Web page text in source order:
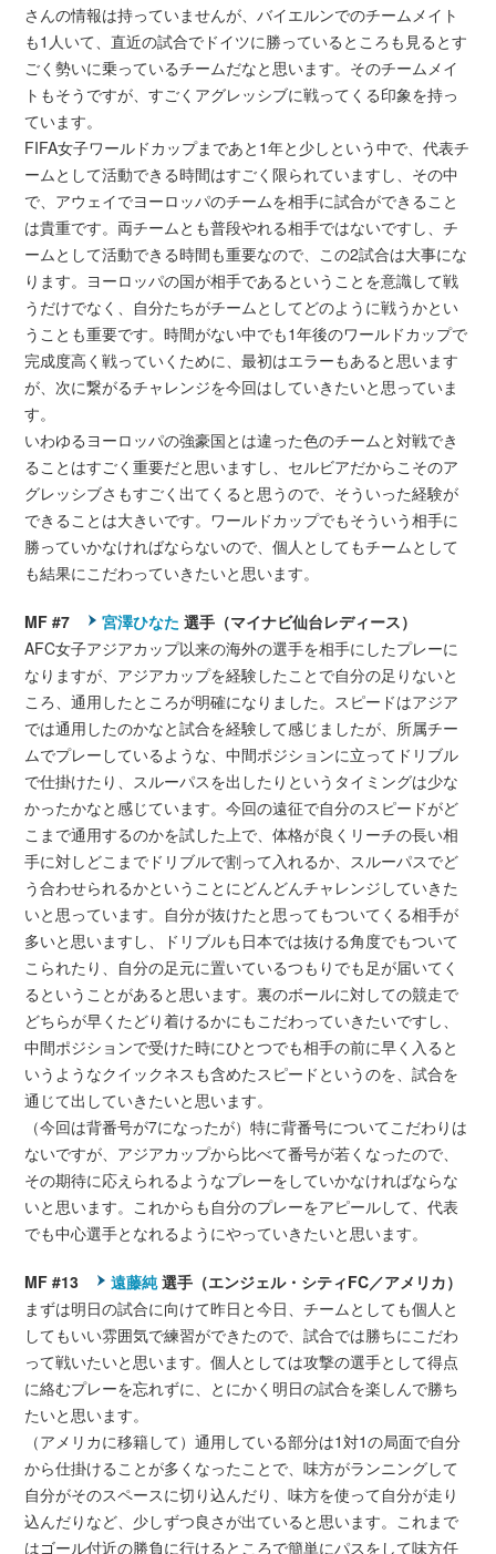
さんの情報は持っていませんが、バイエルンでのチームメイト
も1人いて、直近の試合でドイツに勝っているところも見るとす
ごく勢いに乗っているチームだなと思います。そのチームメイ
トもそうですが、すごくアグレッシブに戦ってくる印象を持っ
ています。
FIFA女子ワールドカップまであと1年と少しという中で、代表チ
ームとして活動できる時間はすごく限られていますし、その中
で、アウェイでヨーロッパのチームを相手に試合ができること
は貴重です。両チームとも普段やれる相手ではないですし、チ
ームとして活動できる時間も重要なので、この2試合は大事にな
ります。ヨーロッパの国が相手であるということを意識して戦
うだけでなく、自分たちがチームとしてどのように戦うかとい
うことも重要です。時間がない中でも1年後のワールドカップで
完成度高く戦っていくために、最初はエラーもあると思います
が、次に繋がるチャレンジを今回はしていきたいと思っていま
す。
いわゆるヨーロッパの強豪国とは違った色のチームと対戦でき
ることはすごく重要だと思いますし、セルビアだからこそのア
グレッシブさもすごく出てくると思うので、そういった経験が
できることは大きいです。ワールドカップでもそういう相手に
勝っていかなければならないので、個人としてもチームとして
も結果にこだわっていきたいと思います。
MF #7 宮澤ひなた 選手（マイナビ仙台レディース）
AFC女子アジアカップ以来の海外の選手を相手にしたプレーに
なりますが、アジアカップを経験したことで自分の足りないと
ころ、通用したところが明確になりました。スピードはアジア
では通用したのかなと試合を経験して感じましたが、所属チー
ムでプレーしているような、中間ポジションに立ってドリブル
で仕掛けたり、スルーパスを出したりというタイミングは少な
かったかなと感じています。今回の遠征で自分のスピードがど
こまで通用するのかを試した上で、体格が良くリーチの長い相
手に対しどこまでドリブルで割って入れるか、スルーパスでど
う合わせられるかということにどんどんチャレンジしていきた
いと思っています。自分が抜けたと思ってもついてくる相手が
多いと思いますし、ドリブルも日本では抜ける角度でもついて
こられたり、自分の足元に置いているつもりでも足が届いてく
るということがあると思います。裏のボールに対しての競走で
どちらが早くたどり着けるかにもこだわっていきたいですし、
中間ポジションで受けた時にひとつでも相手の前に早く入ると
いうようなクイックネスも含めたスピードというのを、試合を
通じて出していきたいと思います。
（今回は背番号が7になったが）特に背番号についてこだわりは
ないですが、アジアカップから比べて番号が若くなったので、
その期待に応えられるようなプレーをしていかなければならな
いと思います。これからも自分のプレーをアピールして、代表
でも中心選手となれるようにやっていきたいと思います。
MF #13 遠藤純選手（エンジェル・シティFC／アメリカ）
まずは明日の試合に向けて昨日と今日、チームとしても個人と
してもいい雰囲気で練習ができたので、試合では勝ちにこだわ
って戦いたいと思います。個人としては攻撃の選手として得点
に絡むプレーを忘れずに、とにかく明日の試合を楽しんで勝ち
たいと思います。
（アメリカに移籍して）通用している部分は1対1の局面で自分
から仕掛けることが多くなったことで、味方がランニングして
自分がそのスペースに切り込んだり、味方を使って自分が走り
込んだりなど、少しずつ良さが出ていると思います。これまで
はゴール付近の勝負に行けるところで簡単にパスをして味方任